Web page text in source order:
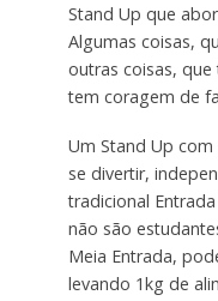
Stand Up que
Algumas coisas,
outras coisas,
tem coragem de
Um Stand Up
se divertir,
tradicional
não são
Meia Entrada,
levando 1kg de